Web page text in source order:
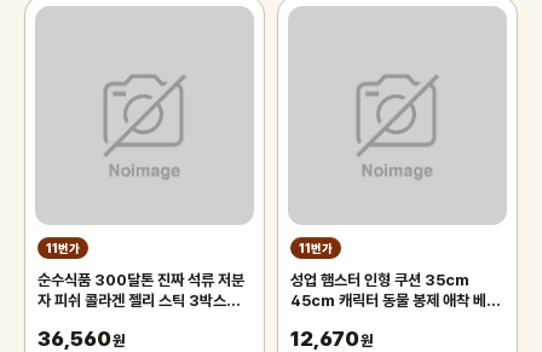
11번가
순수식품 300달톤 진짜 석류 저분
자 피쉬 콜라겐 젤리 스틱 3박스
36,560원
11번가
성업 햄스터 인형 쿠션 35cm
45cm 캐릭터 동물 봉제 애착 베개
12,670원